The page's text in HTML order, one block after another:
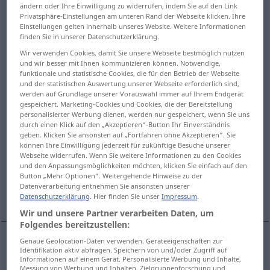
Übersicht aller Übersetzungen
(Für mehr Details die Übersetzung anklicken/antippen)
anklebend, anhaftend, sich anklammernd
festhaltend, fest verbunden, anhänglich
verbunden, begleitend
adhärent, angewachsen verwachsen
attributiv bestimmend
anklebend,anhaftend, sich anklammernd
ändern oder Ihre Einwilligung zu widerrufen, indem Sie auf den Link
Privatsphäre-Einstellungen am unteren Rand der Webseite klicken. Ihre
Einstellungen gelten innerhalb unseres Website. Weitere Informationen
finden Sie in unserer Datenschutzerklärung.
Wir verwenden Cookies, damit Sie unsere Webseite bestmöglich nutzen
und wir besser mit Ihnen kommunizieren können. Notwendige,
funktionale und statistische Cookies, die für den Betrieb der Webseite
und der statistischen Auswertung unserer Webseite erforderlich sind,
werden auf Grundlage unserer Vorauswahl immer auf Ihrem Endgerät
gespeichert. Marketing-Cookies und Cookies, die der Bereitstellung
personalisierter Werbung dienen, werden nur gespeichert, wenn Sie uns
durch einen Klick auf den „Akzeptieren“-Button Ihr Einverständnis
geben. Klicken Sie ansonsten auf „Fortfahren ohne Akzeptieren“. Sie
können Ihre Einwilligung jederzeit für zukünftige Besuche unserer
Webseite widerrufen. Wenn Sie weitere Informationen zu den Cookies
und den Anpassungsmöglichkeiten möchten, klicken Sie einfach auf den
Button „Mehr Optionen“. Weitergehende Hinweise zu der
Datenverarbeitung entnehmen Sie ansonsten unserer
Datenschutzerklärung. Hier finden Sie unserImpressum.
Wir und unsere Partner verarbeiten Daten, um
Folgendes bereitzustellen:
Genaue Geolocation-Daten verwenden. Geräteeigenschaften zur
Identifikation aktiv abfragen. Speichern von und/oder Zugriff auf
Informationen auf einem Gerät. Personalisierte Werbung und Inhalte,
Messung von Werbung und Inhalten, Zielgruppenforschung und